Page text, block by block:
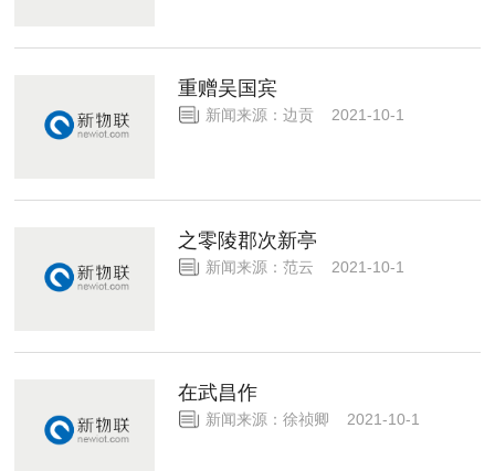
重赠吴国宾
新闻来源：边贡 2021-10-1
之零陵郡次新亭
新闻来源：范云 2021-10-1
在武昌作
新闻来源：徐祯卿 2021-10-1